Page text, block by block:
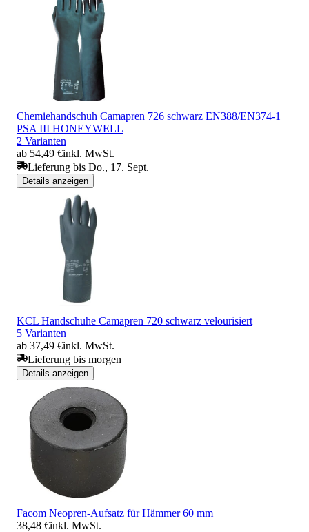
Chemiehandschuh Camapren 726 schwarz EN388/EN374-1
PSA III HONEYWELL
2 Varianten
ab 54,49 €inkl. MwSt.
Lieferung bis Do., 17. Sept.
Details anzeigen
KCL Handschuhe Camapren 720 schwarz velourisiert
5 Varianten
ab 37,49 €inkl. MwSt.
Lieferung bis morgen
Details anzeigen
Facom Neopren-Aufsatz für Hämmer 60 mm
38,48 €inkl. MwSt.